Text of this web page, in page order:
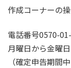
作成コーナーの
電話番号0570-
月曜日から金曜
（確定申告期間